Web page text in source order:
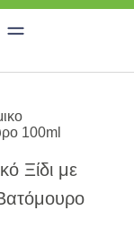
100ml
Ξίδι με